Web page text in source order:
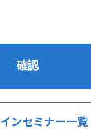
ンセミナー一覧